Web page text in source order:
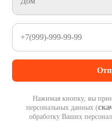
1 000 минут
подарок при переходе со своим
года!
Нажимая кнопку, вы
персональных данных (
обработку Ваших